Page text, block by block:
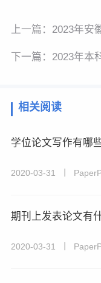
上一篇： 2023年安
下一篇： 2023年本
相关阅读
学位论文写作有哪
2020-03-31 丨
期刊上发表论文有
2020-03-31 丨